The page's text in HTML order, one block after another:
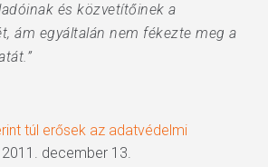
és közvetítőinek a
ám egyáltalán nem fékezte meg a
túl erősek az adatvédelmi
2011. december 13.